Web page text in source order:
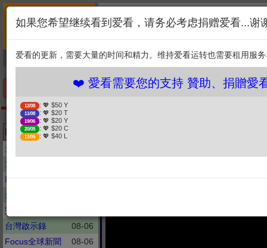
新闻
综艺 剧集
捐贈幫助
❤️ 愛看需要您的支持
: 💖 $50 Y
11/08
19/06 : 💖 $20 Y
2. 点击捐赠
Latest updates
天赐的声音
11點熱吵店
環球大戰線
08-06
台灣最前線
完全娱乐
台灣啟示錄
08-06
Focus全球新聞
08-06
如果您希望继续看到爱看，请务必考虑捐赠爱看...谢
爱看的更新，需要大量的时间和精力。维持爱看运转也需要租用服
❤️ 愛看需要您的支持 贊助、捐贈愛看
12/08 : 💖 $50 Y
11/08 : 💖 $20 T
19/06 : 💖 $20 Y
20/05 : 💖 $20 C
11/05 : 💖 $40 L